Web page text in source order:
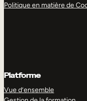
Politique en matière de
Platforme
Vue d’ensemble